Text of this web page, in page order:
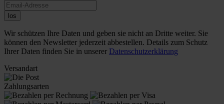
los
Wir schützen Ihre Daten und geben sie nicht an Dritte weiter. Sie
können den Newsletter jederzeit abbestellen. Details zum Schutz
Ihrer Daten finden Sie in unserer Datenschutzerklärung
Versandart
Zahlungsarten